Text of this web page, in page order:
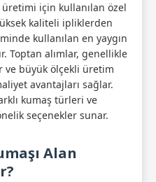
üretimi için kullanılan özel
kaliteli ipliklerden
kullanılan en yaygın
Toptan alımlar, genellikle
ve büyük ölçekli üretim
avantajları sağlar.
kumaş türleri ve
seçenekler sunar.
Alan